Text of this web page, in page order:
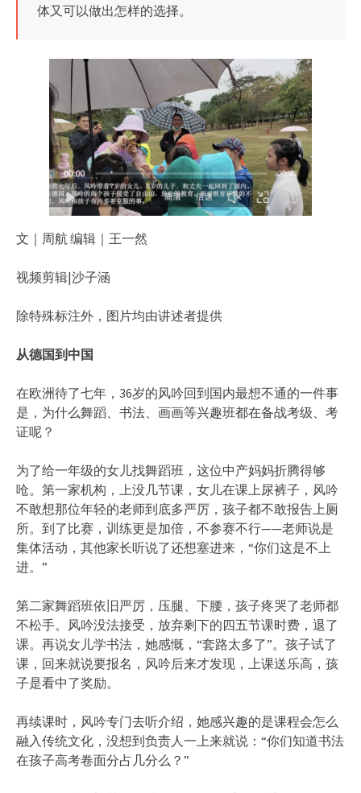
体又可以做出怎样的选择。
文｜周航 编辑｜王一然
视频剪辑|沙子涵
除特殊标注外，图片均由讲述者提供
从德国到中国
在欧洲待了七年，36岁的风吟回到国内最想不通的一件事
是，为什么舞蹈、书法、画画等兴趣班都在备战考级、考
证呢？
为了给一年级的女儿找舞蹈班，这位中产妈妈折腾得够
呛。第一家机构，上没几节课，女儿在课上尿裤子，风吟
不敢想那位年轻的老师到底多严厉，孩子都不敢报告上厕
所。到了比赛，训练更是加倍，不参赛不行——老师说是
集体活动，其他家长听说了还想塞进来，“你们这是不上
进。”
第二家舞蹈班依旧严厉，压腿、下腰，孩子疼哭了老师都
不松手。风吟没法接受，放弃剩下的四五节课时费，退了
课。再说女儿学书法，她感慨，“套路太多了”。孩子试了
课，回来就说要报名，风吟后来才发现，上课送乐高，孩
子是看中了奖励。
再续课时，风吟专门去听介绍，她感兴趣的是课程会怎么
融入传统文化，没想到负责人一上来就说：“你们知道书法
在孩子高考卷面分占几分么？”